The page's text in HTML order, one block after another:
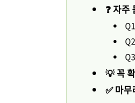
❓ 자
💡 꼭
✅ 마